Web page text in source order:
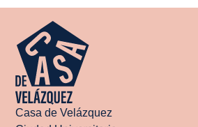
Casa de Velázquez